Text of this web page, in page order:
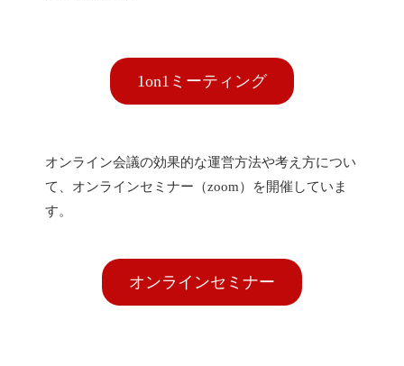
1on1ミーティング
オンライン会議の効果的な運営方法や考え方につい
て、オンラインセミナー（zoom）を開催していま
す。
オンラインセミナー